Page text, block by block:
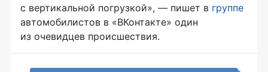
с вертикальной погрузкой», — пишет в группе
автомобилистов в «ВКонтакте» один
из очевидцев происшествия.